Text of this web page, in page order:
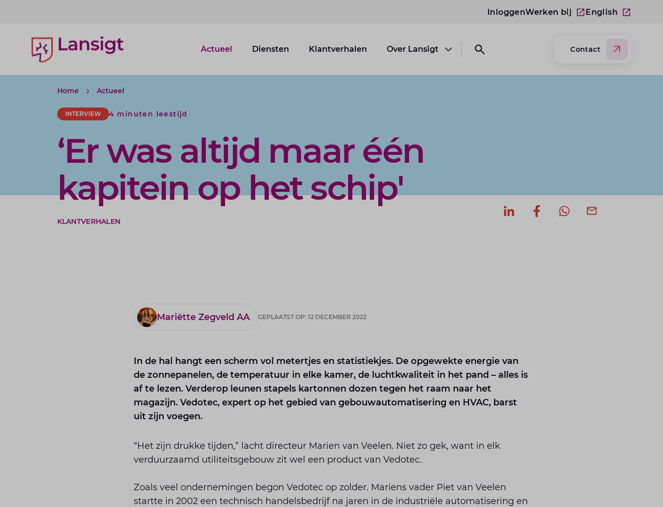
InloggenWerken bij English
Lansigt Accountants logo
Actueel Diensten Klantverhalen Over Lansigt
Open submenu Over Lansigt
Open search website
Contact
Home Actueel
INTERVIEW 4 minuten leestijd
‘Er was altijd maar één
kapitein op het schip'
KLANTVERHALEN
Mariëtte Zegveld AA GEPLAATST OP: 12 DECEMBER 2022
In de hal hangt een scherm vol metertjes en statistiekjes. De opgewekte energie van
de zonnepanelen, de temperatuur in elke kamer, de luchtkwaliteit in het pand – alles is
af te lezen. Verderop leunen stapels kartonnen dozen tegen het raam naar het
magazijn. Vedotec, expert op het gebied van gebouw­automatisering en HVAC, barst
uit zijn voegen.
“Het zijn drukke tijden,” lacht directeur Marien van Veelen. Niet zo gek, want in elk
verduurzaamd utiliteitsgebouw zit wel een product van Vedotec.
Zoals veel ondernemingen begon Vedotec op zolder. Mariens vader Piet van Veelen
startte in 2002 een technisch handelsbedrijf na jaren in de industriële automatisering en